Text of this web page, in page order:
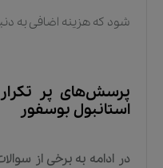
شود که هزینه اضافی به
پرسش‌های پر تکرار
استانبول بوسفور
در ادامه به برخی از